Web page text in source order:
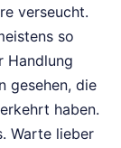
verseucht.
so
Handlung
gesehen, die
haben.
Warte lieber